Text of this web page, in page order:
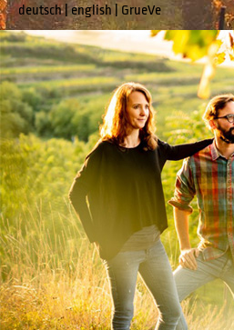
deutsch|english| GrueVe